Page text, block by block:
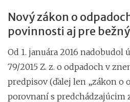
Nový zákon o
povinnosti aj pre
Od 1. januára 2016 nadobudol
79/2015 Z. z. o odpadoch v
predpisov (ďalej len „zákon o
porovnaní s predchádzajúcim